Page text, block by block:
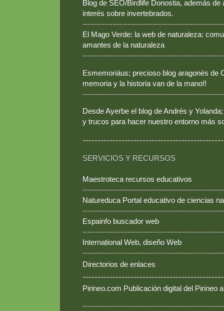
Blog de SEO/Birdlife Donostia, además
interés sobre invertebrados.
El Mago Verde: la web de naturaleza:
amantes de la naturaleza
Esmemoriáus; precioso blog aragonés de
memoria y la historia van de la mano!!
Desde Ayerbe el blog de Andrés y
y trucos para hacer nuestro entorno más
SERVICIOS Y RECURSOS
Maestroteca recursos educativos
Natureduca Portal educativo de ciencias
Espainfo buscador web
International Web, diseño Web
Directorios de enlaces
Pirineo.com Publicación digital del Pirineo